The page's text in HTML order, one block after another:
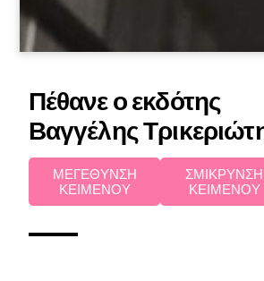
Πέθανε ο εκδότης
Βαγγέλης
ΜΕΓΕΘΥΝΣΗ
ΚΕΙΜΕΝΟΥ
ΣΜΙΚΡΥΝΣΗ
ΚΕΙΜΕΝΟΥ